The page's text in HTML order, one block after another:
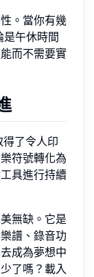
。當你有幾
是午休時間
而不需要實
了令人印
符號轉化為
具進行持續
無缺。它是
譜、錄音功
成為夢想中
了嗎？載入